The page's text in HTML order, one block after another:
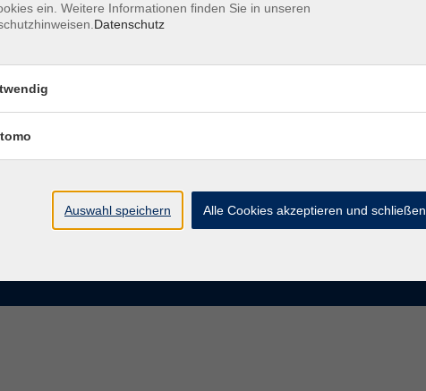
Kontaktformular
ein. Weitere Informationen finden Sie in unseren
Datenschutz
Auswahl speichern Alle Cookies akzeptieren und schließen